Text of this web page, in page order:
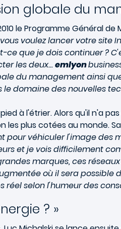
globale du
le Programme Général de
voulez lancer votre site
que je dois continuer ?
les deux...emlyon
du management ainsi
domaine des nouvelles
à l'étrier. Alors qu'il n'a
les plus cotées au monde.
véhiculer l'image des
et je vois difficilement
marques, ces
où il sera possible
selon l'humeur des
? »